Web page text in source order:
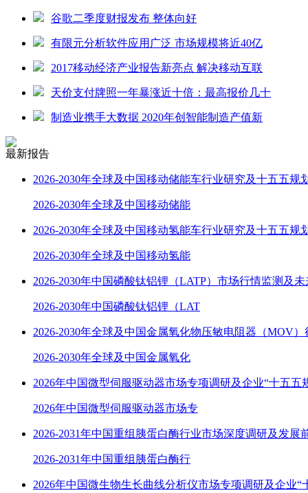
谷歌二季度财报发布 整体向好
有限元分析软件应用广泛 市场规模将近40亿
2017移动经济产业报告新亮点 解决移动互联
天价支付牌照一年暴涨近十倍：最高报价几十
制造业携手大数据 2020年创智能制造产值新
最新报告
2026-2030年全球及中国移动储能车行业研究及十五五规
2026-2030年全球及中国移动储能
2026-2030年全球及中国移动氢能车行业研究及十五五规
2026-2030年全球及中国移动氢能
2026-2030年中国磷酸钛铝锂（LATP）市场行情监测及
2026-2030年中国磷酸钛铝锂（LAT
2026-2030年全球及中国金属氧化物压敏电阻器（MOV）
2026-2030年全球及中国金属氧化
2026年中国微型伺服驱动器市场专项调研及企业“十五五
2026年中国微型伺服驱动器市场专
2026-2031年中国重组胰蛋白酶行业市场深度调研及发展
2026-2031年中国重组胰蛋白酶行
2026年中国微生物生长曲线分析仪市场专项调研及企业“